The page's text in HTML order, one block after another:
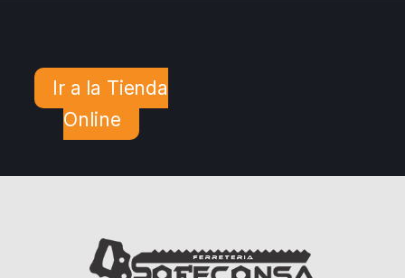
Ir a la Tienda
Online